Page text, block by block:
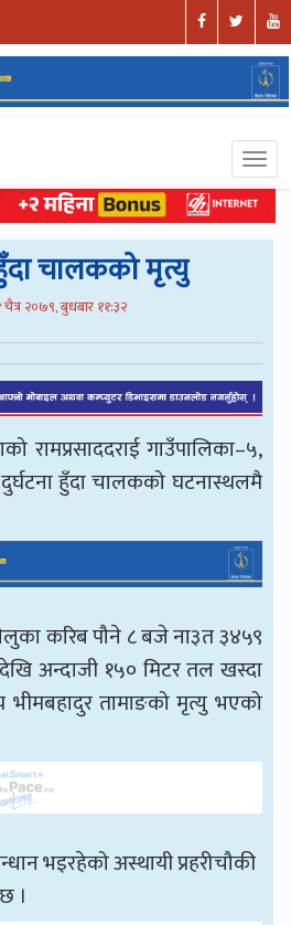
चालकको मृत्यु
चैत्र २०७९, बुधबार ११:३२
रामप्रसाददराई गाउँपालिका–५,
हुँदा चालकको घटनास्थलमै
करिब पौने ८ बजे ना३त ३४५९
अन्दाजी १५० मिटर तल खस्दा
भीमबहादुर तामाङको मृत्यु भएको
भइरहेको अस्थायी प्रहरीचौकी
।